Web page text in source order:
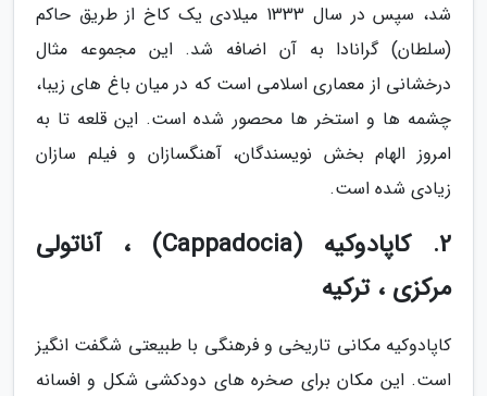
شد، سپس در سال 1333 میلادی یک کاخ از طریق حاکم
(سلطان) گرانادا به آن اضافه شد. این مجموعه مثال
درخشانی از معماری اسلامی است که در میان باغ های زیبا،
چشمه ها و استخر ها محصور شده است. این قلعه تا به
امروز الهام بخش نویسندگان، آهنگسازان و فیلم سازان
زیادی شده است.
2. کاپادوکیه (Cappadocia) ، آناتولی
مرکزی ، ترکیه
کاپادوکیه مکانی تاریخی و فرهنگی با طبیعتی شگفت انگیز
است. این مکان برای صخره های دودکشی شکل و افسانه